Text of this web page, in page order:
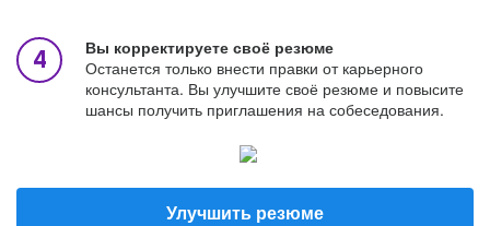
Вы корректируете своё резюме
Останется только внести правки от карьерного
консультанта. Вы улучшите своё резюме и повысите
шансы получить приглашения на собеседования.
Улучшить резюме